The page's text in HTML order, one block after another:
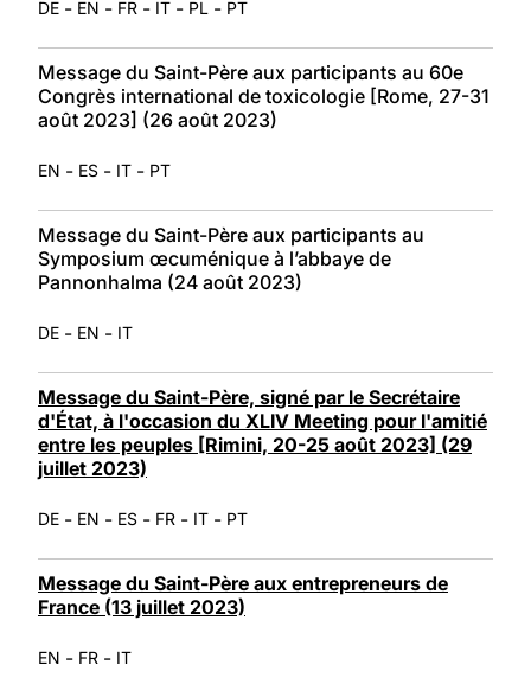
DE - EN - FR - IT - PL - PT
Message du Saint-Père aux participants au 60e
Congrès international de toxicologie [Rome, 27-31
août 2023] (26 août 2023)
EN - ES - IT - PT
Message du Saint-Père aux participants au
Symposium œcuménique à l’abbaye de
Pannonhalma (24 août 2023)
DE - EN - IT
Message du Saint-Père, signé par le Secrétaire
d'État, à l'occasion du XLIV Meeting pour l'amitié
entre les peuples [Rimini, 20-25 août 2023] (29
juillet 2023)
DE - EN - ES - FR - IT - PT
Message du Saint-Père aux entrepreneurs de
France (13 juillet 2023)
EN - FR - IT